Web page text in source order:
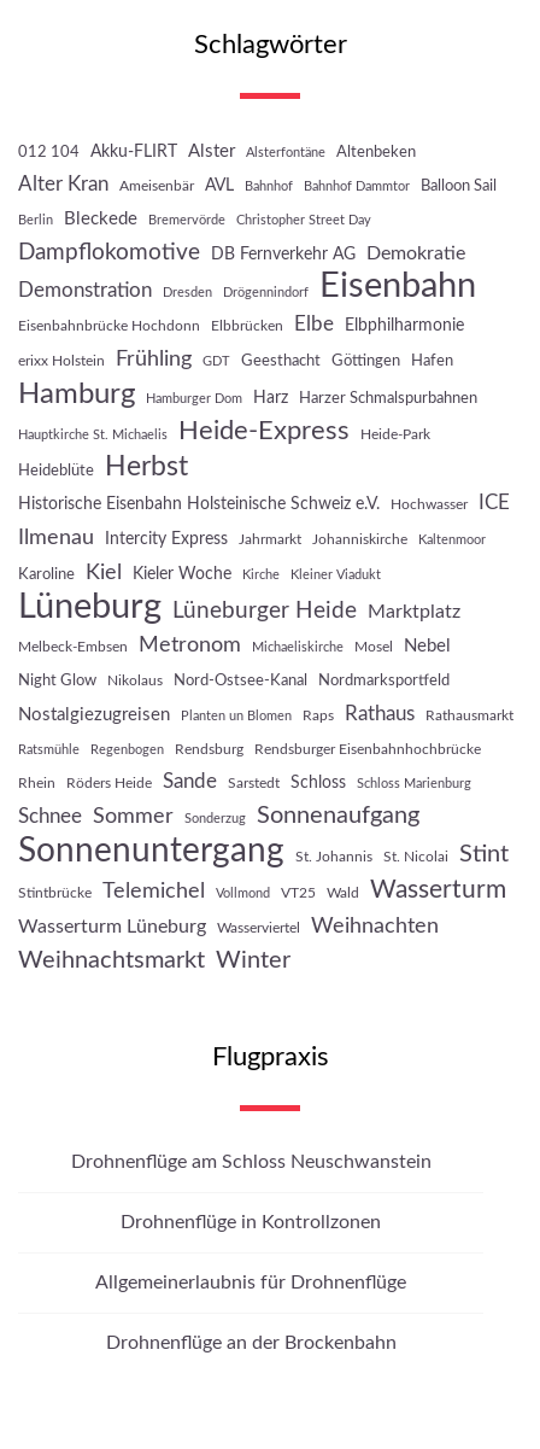
Schlagwörter
012 104 Akku-FLIRT Alster Alsterfontäne Altenbeken
Alter Kran Ameisenbär AVL Bahnhof Bahnhof Dammtor Balloon Sail
Berlin Bleckede Bremervörde Christopher Street Day
Dampflokomotive DB Fernverkehr AG Demokratie
Demonstration Dresden Drögennindorf Eisenbahn
Eisenbahnbrücke Hochdonn Elbbrücken Elbe Elbphilharmonie
erixx Holstein Frühling GDT Geesthacht Göttingen Hafen
Hamburg Hamburger Dom Harz Harzer Schmalspurbahnen
Hauptkirche St. Michaelis Heide-Express Heide-Park
Heideblüte Herbst
Historische Eisenbahn Holsteinische Schweiz e.V. Hochwasser ICE
Ilmenau Intercity Express Jahrmarkt Johanniskirche Kaltenmoor
Karoline Kiel Kieler Woche Kirche Kleiner Viadukt
Lüneburg Lüneburger Heide Marktplatz
Melbeck-Embsen Metronom Michaeliskirche Mosel Nebel
Night Glow Nikolaus Nord-Ostsee-Kanal Nordmarksportfeld
Nostalgiezugreisen Planten un Blomen Raps Rathaus Rathausmarkt
Ratsmühle Regenbogen Rendsburg Rendsburger Eisenbahnhochbrücke
Rhein Röders Heide Sande Sarstedt Schloss Schloss Marienburg
Schnee Sommer Sonderzug Sonnenaufgang
Sonnenuntergang St. Johannis St. Nicolai Stint
Stintbrücke Telemichel Vollmond VT25 Wald Wasserturm
Wasserturm Lüneburg Wasserviertel Weihnachten
Weihnachtsmarkt Winter
Flugpraxis
Drohnenflüge am Schloss Neuschwanstein
Drohnenflüge in Kontrollzonen
Allgemeinerlaubnis für Drohnenflüge
Drohnenflüge an der Brockenbahn